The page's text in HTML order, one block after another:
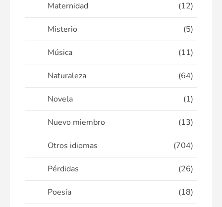
Maternidad (12)
Misterio (5)
Música (11)
Naturaleza (64)
Novela (1)
Nuevo miembro (13)
Otros idiomas (704)
Pérdidas (26)
Poesía (18)